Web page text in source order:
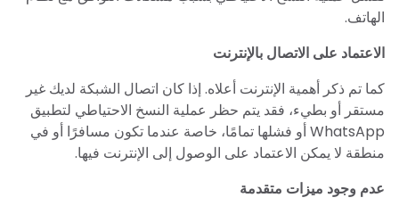
الهاتف.
الاعتماد على الاتصال بالإنترنت
كما تم ذكر أهمية الإنترنت أعلاه. إذا كان اتصال الشبكة لديك غير
مستقر أو بطيء، فقد يتم حظر عملية النسخ الاحتياطي لتطبيق
WhatsApp أو فشلها تمامًا، خاصة عندما تكون مسافرًا أو في
منطقة لا يمكن الاعتماد على الوصول إلى الإنترنت فيها.
عدم وجود ميزات متقدمة